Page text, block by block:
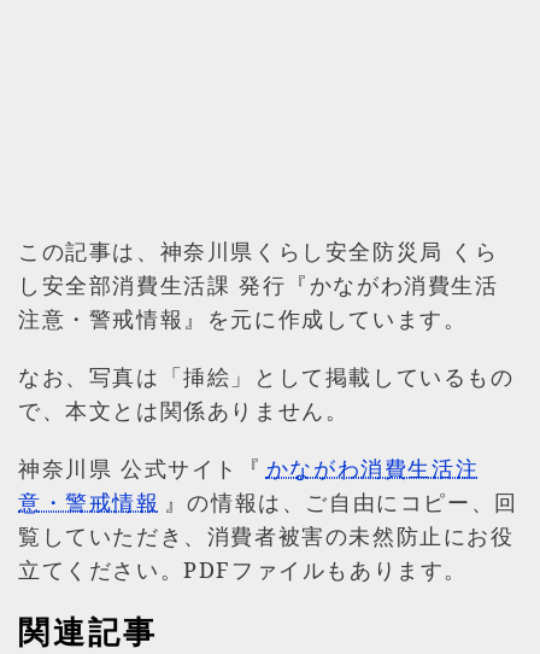
この記事は、神奈川県くらし安全防災局 くら
し安全部消費生活課 発行『かながわ消費生活
注意・警戒情報』を元に作成しています。
なお、写真は「挿絵」として掲載しているもの
で、本文とは関係ありません。
神奈川県 公式サイト『 かながわ消費生活注
意・警戒情報 』の情報は、ご自由にコピー、回
覧していただき、消費者被害の未然防止にお役
立てください。PDFファイルもあります。
関連記事